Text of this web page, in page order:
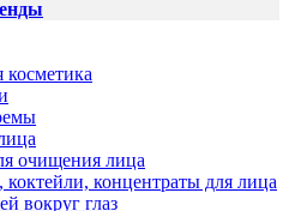
косметика
очищения лица
концентраты для лица
вокруг глаз